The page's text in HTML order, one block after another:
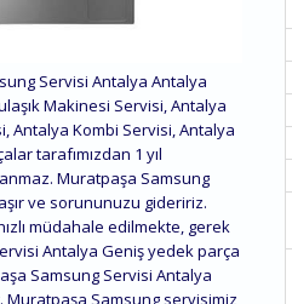
Servisi Antalya Antalya
Makinesi Servisi, Antalya
Antalya Kombi Servisi, Antalya
tarafımızdan 1 yıl
Muratpaşa Samsung
ve sorununuzu gideririz.
müdahale edilmekte, gerek
Antalya Geniş yedek parça
Samsung Servisi Antalya
Samsung servisimiz